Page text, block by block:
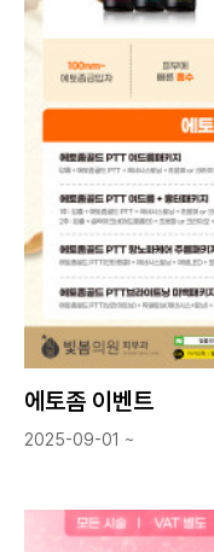
에토좀 이벤트
2025-09-01 ~